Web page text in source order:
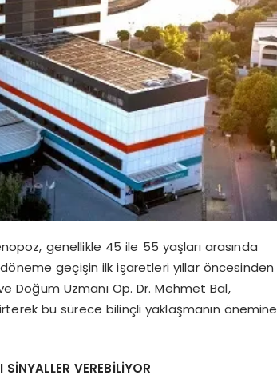
genellikle 45 ile 55 yaşları arasında
geçişin ilk işaretleri yıllar öncesinden
Doğum Uzmanı Op. Dr. Mehmet Bal,
bu sürece bilinçli yaklaşmanın önemine
VEREBİLİYOR